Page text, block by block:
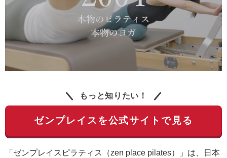
もっと知りたい！
ゼンプレイスを公式サイトで見る
「ゼンプレイスピラティス（zen place pilates）」は、日本